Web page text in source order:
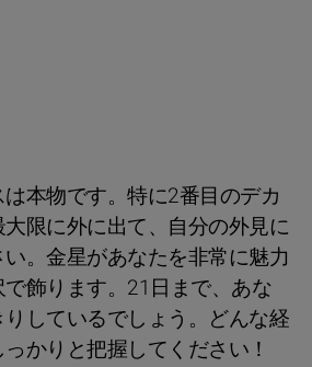
本物です。特に2番目のデカ
限に外に出て、自分の外見に
。金星があなたを非常に魅力
飾ります。21日まで、あな
しているでしょう。どんな経
かりと把握してください！